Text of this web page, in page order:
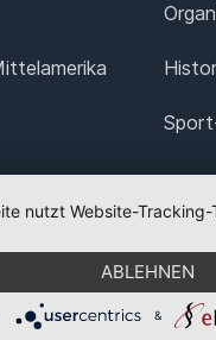
nutzt Website-
ABLEHNEN
&